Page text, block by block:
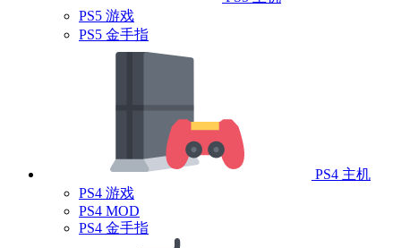
PS5 游戏
PS5 金手指
PS4 主机
PS4 游戏
PS4 MOD
PS4 金手指